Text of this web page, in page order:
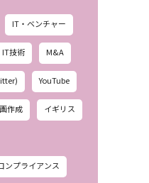
IT・ベンチャー
IT技術 M&A
YouTube
作成 イギリス
ンプライアンス